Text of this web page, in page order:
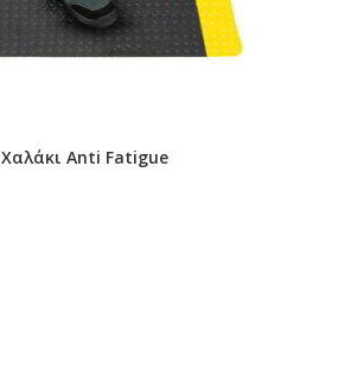
Χαλάκι Anti Fatigue